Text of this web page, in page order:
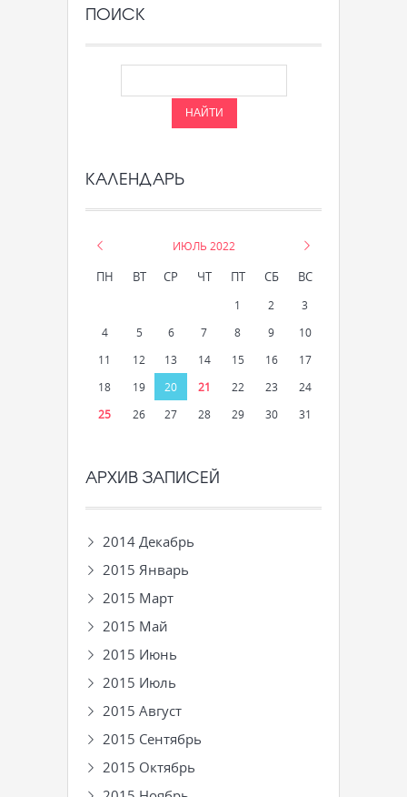
ПОИСК
КАЛЕНДАРЬ
ИЮЛЬ 2022
ПН ВТ СР ЧТ ПТ СБ ВС
1 2
3
4
5 6 7 8 9
10
11
12 13 14 15 16
17
18
19 20 21 22 23
24
25
26 27 28 29 30 31
АРХИВ ЗАПИСЕЙ
2014 Декабрь
2015 Январь
2015 Март
2015 Май
2015 Июнь
2015 Июль
2015 Август
2015 Сентябрь
2015 Октябрь